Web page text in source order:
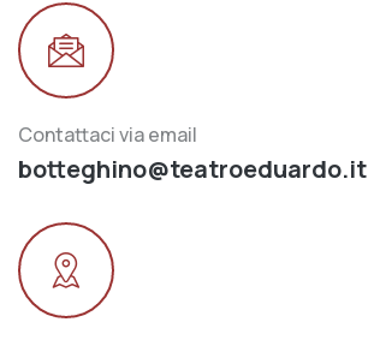
Contattaci via email
botteghino@teatroeduardo.it